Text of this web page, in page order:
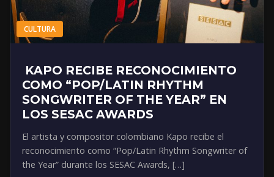
CULTURA
KAPO RECIBE RECONOCIMIENTO
COMO “POP/LATIN RHYTHM
SONGWRITER OF THE YEAR” EN
LOS SESAC AWARDS
El artista y compositor colombiano Kapo recibe el
reconocimiento como “Pop/Latin Rhythm Songwriter of
the Year” durante los SESAC Awards, […]